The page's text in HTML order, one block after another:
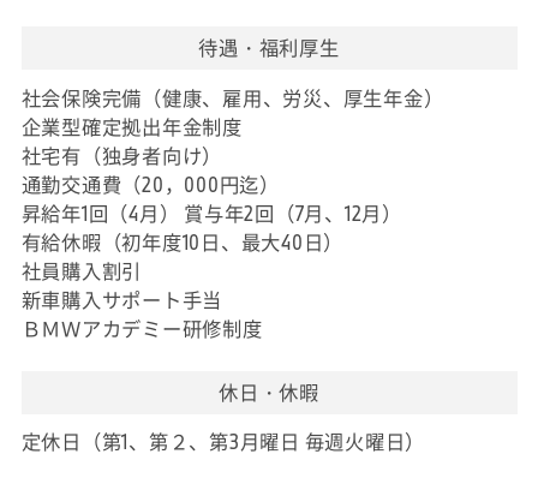
待遇・福利厚生
社会保険完備（健康、雇用、労災、厚生年金）
企業型確定拠出年金制度
社宅有（独身者向け）
通勤交通費（20，000円迄）
昇給年1回（4月） 賞与年2回（7月、12月）
有給休暇（初年度10日、最大40日）
社員購入割引
新車購入サポート手当
ＢＭＷアカデミー研修制度
休日・休暇
定休日（第1、第２、第3月曜日 毎週火曜日）